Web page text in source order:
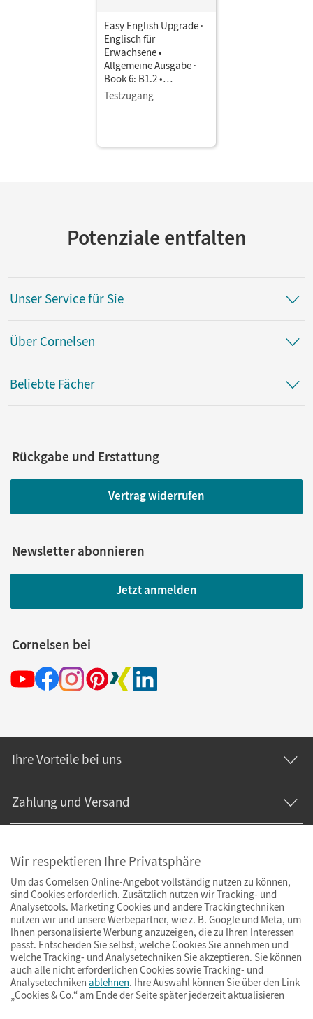
Easy English Upgrade ·
Englisch für
Erwachsene •
Allgemeine Ausgabe ·
Book 6: B1.2 •
Coursebook als E-Book
Mit Medien
Testzugang
Potenziale entfalten
Unser Service für Sie
Über Cornelsen
Beliebte Fächer
Rückgabe und Erstattung
Vertrag widerrufen
Newsletter abonnieren
Jetzt anmelden
Cornelsen bei
Ihre Vorteile bei uns
Zahlung und Versand
ImpressumAGBDatenschutzBarrierefreiheitCookies & Co.
Wir respektieren Ihre Privatsphäre
Um das Cornelsen Online-Angebot vollständig nutzen zu können,
sind Cookies erforderlich. Zusätzlich nutzen wir Tracking- und
Analysetools. Marketing Cookies und andere Trackingtechniken
nutzen wir und unsere Werbepartner, wie z. B. Google und Meta, um
Ihnen personalisierte Werbung anzuzeigen, die zu Ihren Interessen
passt. Entscheiden Sie selbst, welche Cookies Sie annehmen und
welche Tracking- und Analysetechniken Sie akzeptieren. Sie können
auch alle nicht erforderlichen Cookies sowie Tracking- und
Analysetechniken ablehnen. Ihre Auswahl können Sie über den Link
„Cookies & Co.“ am Ende der Seite später jederzeit aktualisieren